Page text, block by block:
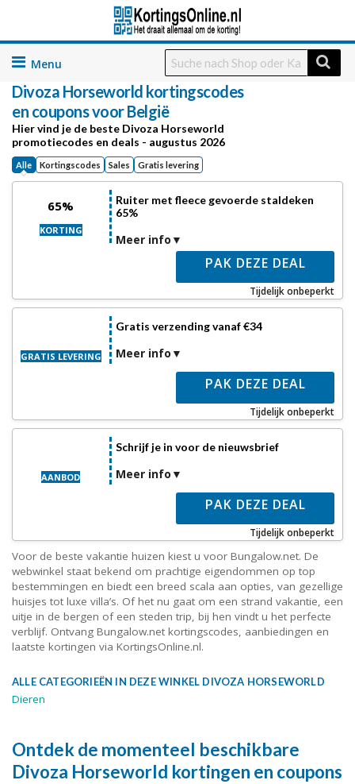
Skip
content
Divoza Horseworld kortingscodes
en coupons voor België
Hier vind je de beste Divoza Horseworld
promotiecodes en deals - augustus 2026
Alle Kortingscodes Sales Gratis levering
65%
KORTING
Ruiter met fleece gevoerde staldeken
65%
Meer info
PAK DEZE DEAL
Tijdelijk onbeperkt
GRATIS LEVERING
Gratis verzending vanaf €34
Meer info
PAK DEZE DEAL
Tijdelijk onbeperkt
AANBOD
Schrijf je in voor de nieuwsbrief
Meer info
PAK DEZE DEAL
Tijdelijk onbeperkt
Voor de beste vakantie huizen kiest u voor Bungalow.net. De
webwinkel staat bekend om prachtige eigendommen op top
bestemmingen en biedt een breed scala aan opties, van gezellige
huisjes tot luxe villa’s. Of het nu gaat om een ​​strand vakantie, een
uitje in de bergen of een steden trip, bij hen vindt u het perfecte
verblijf. Ontvang Bungalow.net kortingscodes, aanbiedingen en
laatste kortingen via KortingsOnline.nl.
ALLE CATEGORIEËN IN DEZE WINKEL DIVOZA HORSEWORLD
Dieren
Ontdek de momenteel beschikbare
Divoza Horseworld kortingen en coupons